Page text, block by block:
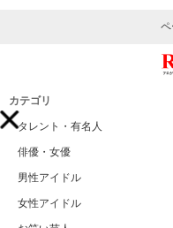
カテゴリ
タレント・有名人
俳優・女優
男性アイドル
女性アイドル